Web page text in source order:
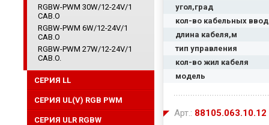
угол,град
кол-во кабельных
длина кабеля,м
тип управления
кол-во жил кабеля
модель
Арт.: 88105.063.10.12
RGBW-PWM 30W/12-24V/1
CAB.O
RGBW-PWM 6W/12-24V/1
CAB.O
RGBW-PWM 27W/12-24V/1
CAB.O.
СЕРИЯ LL
СЕРИЯ UL(V) RGB PWM
СЕРИЯ ULR RGBW